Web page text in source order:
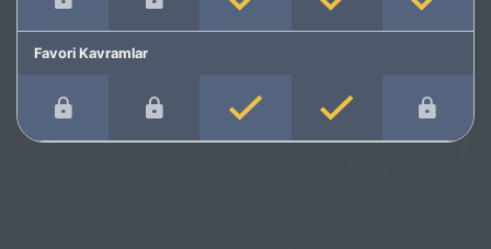
Favori Kavramlar